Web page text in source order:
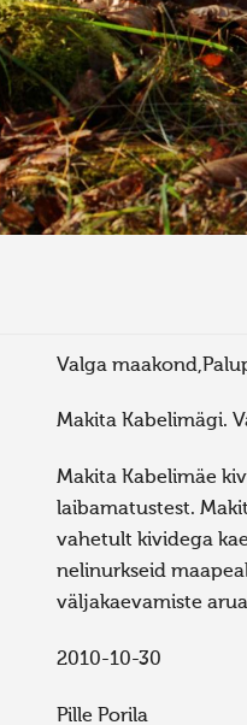
Valga
Makita Kabelimägi.
Makita Kabelimäe
laibamatustest.
vahetult kividega
nelinurkseid
väljakaevamiste
2010-10-30
Pille Porila